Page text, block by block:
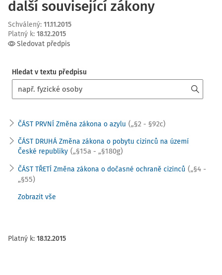
další související zákony
Schválený: 11.11.2015
Platný k: 18.12.2015
Sledovat předpis
Hledat v textu předpisu
ČÁST PRVNÍ Změna zákona o azylu („§2 - §92c)
ČÁST DRUHÁ Změna zákona o pobytu cizinců na území
České republiky („§15a - „§180g)
ČÁST TŘETÍ Změna zákona o dočasné ochraně cizinců („§4 -
„§55)
Zobrazit vše
Platný k: 18.12.2015